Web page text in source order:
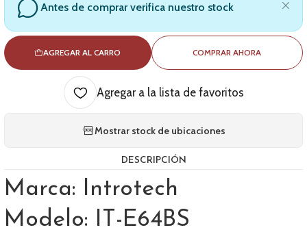
Antes de comprar verifica nuestro stock
AGREGAR AL CARRO COMPRAR AHORA
Agregar a la lista de favoritos
Mostrar stock de ubicaciones
DESCRIPCIÓN
Marca: Introtech
Modelo: IT-E64BS